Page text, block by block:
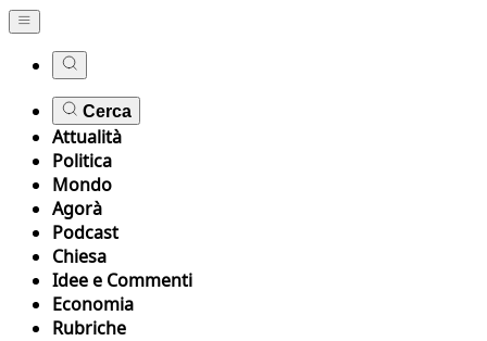
Cerca
Attualità
Politica
Mondo
Agorà
Podcast
Chiesa
Idee e Commenti
Economia
Rubriche